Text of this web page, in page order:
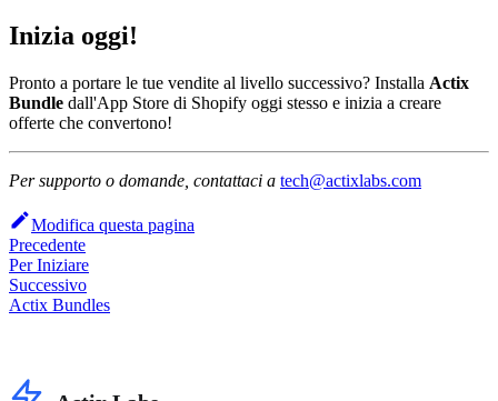
Inizia oggi!
Pronto a portare le tue vendite al livello successivo? Installa Actix
Bundle dall'App Store di Shopify oggi stesso e inizia a creare
offerte che convertono!
Per supporto o domande, contattaci a tech@actixlabs.com
Modifica questa pagina
Precedente
Per Iniziare
Successivo
Actix Bundles